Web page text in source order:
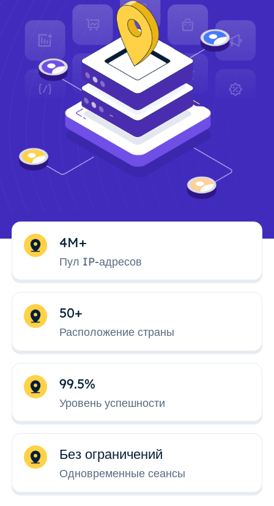
4M+
Пул IP-адресов
50+
Расположение страны
99.5%
Уровень успешности
Без ограничений
Одновременные сеансы